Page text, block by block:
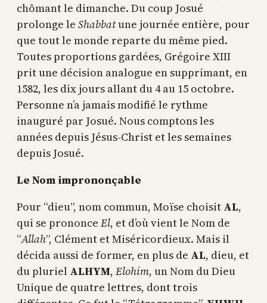
chômant le dimanche. Du coup Josué
prolonge le Shabbatune journée entière, pour
que tout le monde reparte du même pied.
Toutes proportions gardées, Grégoire XIII
prit une décision analogue en supprimant, en
1582, les dix jours allant du 4 au 15 octobre.
Personne n’a jamais modifié le rythme
inauguré par Josué. Nous comptons les
années depuis Jésus-Christ et les semaines
depuis Josué.
Le Nom imprononçable
Pour “dieu”, nom commun, Moïse choisit AL,
qui se prononce El, et d’où vient le Nom de
“Allah”, Clément et Miséricordieux. Mais il
décida aussi de former, en plus de AL, dieu, et
du pluriel ALHYM, Elohim, un Nom du Dieu
Unique de quatre lettres, dont trois